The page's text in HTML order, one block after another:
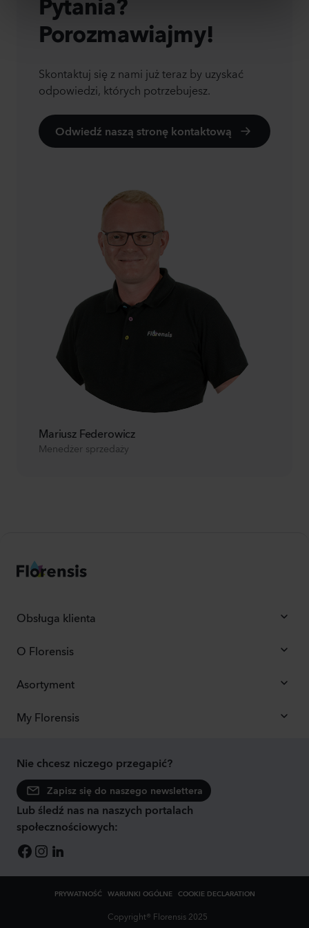
Pytania?
Porozmawiajmy!
Skontaktuj się z nami już teraz by uzyskać
odpowiedzi, których potrzebujesz.
Odwiedź naszą stronę kontaktową
Mariusz Federowicz
Menedżer sprzedaży
Obsługa klienta
O Florensis
Asortyment
My Florensis
Nie chcesz niczego przegapić?
Zapisz się do naszego newslettera
Lub śledź nas na naszych portalach
społecznościowych:
PRYWATNOŚĆ WARUNKI OGÓLNE COOKIE DECLARATION
Copyright® Florensis 2025